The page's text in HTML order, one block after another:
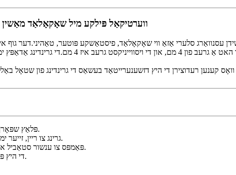
ווערטיקאַל פּילקע מיל שאָקאָלאַד
קענען רעדוצירן די היץ דזשענערייטאַד בעשאַס די גרינדינג פון שטאָל
1. פּלאַץ שפּאָרן, נידעריק ענערגיע קאַנסאַמשאַן, נידעריק ראַש, גרינג צו נוצן.
2. גרינג צו ריין, זייער ימפּרוווינג פּראָדוקציע עפעקטיווקייַט און פּראָדוקט קוואַליטעט.
3. ניצן Durrex פּאַמפּס צו ענשור סטאַביל און רינען-פֿרייַ עקספּרעס פון די שאָקאָלאַד סלערי.
4. די היץ פּרעזערוויישאַן ווירקונג איז גוט, און די היגיענע מדרגה איז הויך.